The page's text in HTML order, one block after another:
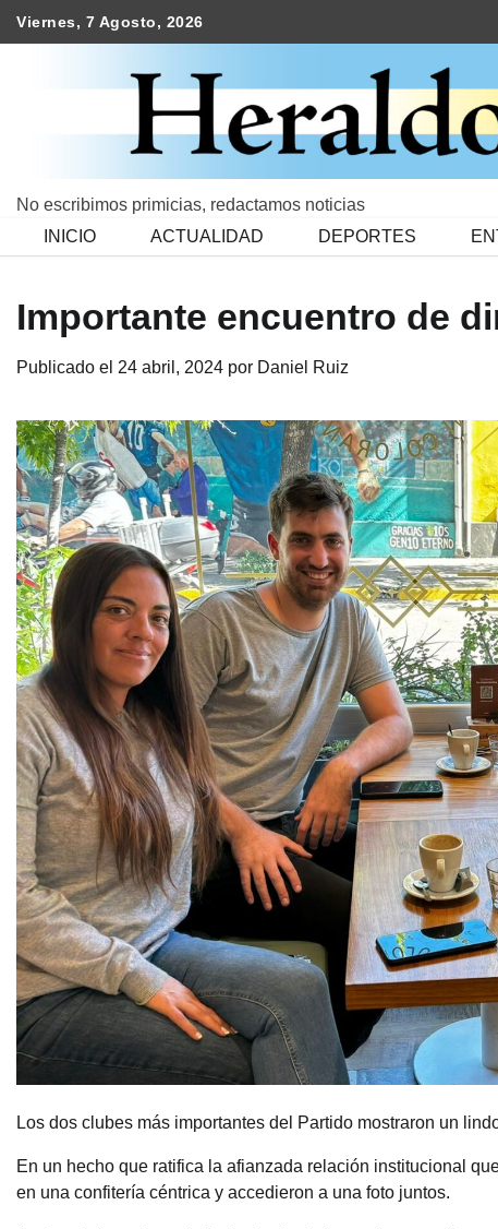
Viernes, 7 Agosto, 2026
No escribimos primicias, redactamos noticias
INICIO
ACTUALIDAD DEPORTES
Importante encuentro de
Publicado el 24 abril, 2024 por Daniel Ruiz
Los dos clubes más importantes del Partido mostraron un
En un hecho que ratifica la afianzada relación institucional
en una confitería céntrica y accedieron a una foto juntos.